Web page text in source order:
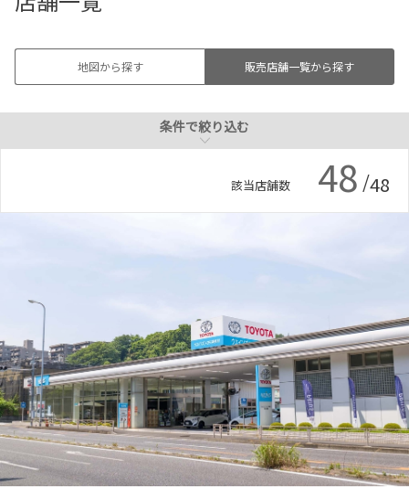
採用情報
法人のお客様
各種予約
事故・故障受付センター
地図から探す 販売店舗一覧から探す
条件で絞り込む
該当店舗数 48 /48
瀬谷区
条件で絞り込む